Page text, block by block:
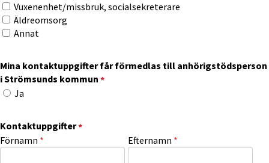
Vuxenenhet/missbruk, socialsekreterare
Äldreomsorg
Annat
Mina kontaktuppgifter får förmedlas till anhörigstödsperson
i Strömsunds kommun *(obligatorisk)
Mina kontaktuppgifter får förmedlas till anhörigstödsperson i
Ja
Kontaktuppgifter*(obligatorisk)
Kontaktuppgifter
Förnamn * Efternamn *